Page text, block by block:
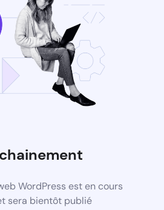
WordPress est en cours
sera bientôt publié